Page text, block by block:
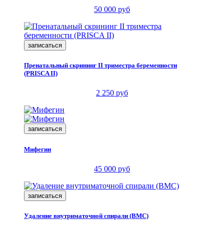
50 000 руб
записаться
Пренатальный скрининг II триместра беременности
(PRISCA II)
2 250 руб
записаться
Мифегин
45 000 руб
записаться
Удаление внутриматочной спирали (ВМС)